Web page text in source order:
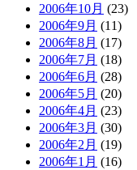
2006年10月 (23)
2006年9月 (11)
2006年8月 (17)
2006年7月 (18)
2006年6月 (28)
2006年5月 (20)
2006年4月 (23)
2006年3月 (30)
2006年2月 (19)
2006年1月 (16)